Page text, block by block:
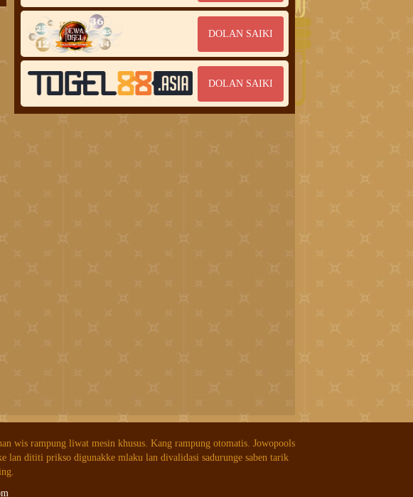
DOLAN SAIKI
DOLAN SAIKI
wis rampung liwat mesin khusus. Kang rampung otomatis. Jowopools
lan dititi prikso digunakke mlaku lan divalidasi sadurunge saben tarik